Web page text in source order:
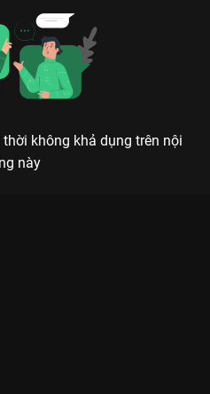
không khả dụng trên nội
này